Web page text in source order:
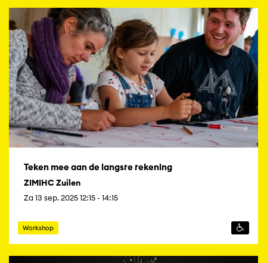
Teken mee aan de langste tekening
ZIMIHC Zuilen
Za 13 sep. 2025 12:15 - 14:15
Workshop